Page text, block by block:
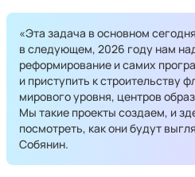
«Эта задача в основном
в следующем, 2026 году нам
реформирование и самих
и приступить к строительству
мирового уровня, центров
Мы такие проекты создаем, и
посмотреть, как они будут
Собянин.